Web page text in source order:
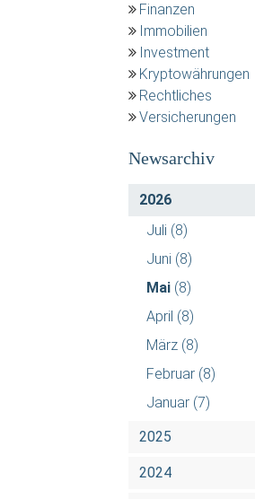
Finanzen
Immobilien
Investment
Kryptowährungen
Rechtliches
Versicherungen
Newsarchiv
2026
Juli (8)
Juni (8)
Mai (8)
April (8)
März (8)
Februar (8)
Januar (7)
2025
2024